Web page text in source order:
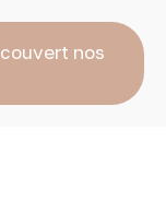
nos